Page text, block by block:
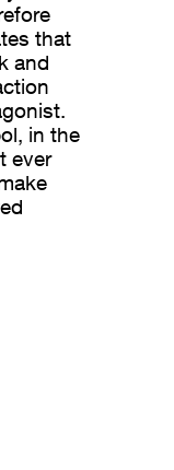
that
and
in the
ever